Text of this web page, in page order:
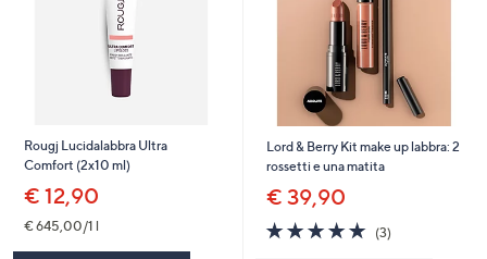
Rougj Lucidalabbra Ultra
Comfort (2x10 ml)
€ 12,90
€ 645,00/1 l
Lord & Berry Kit make up labbra: 2
rossetti e una matita
€ 39,90
5.0
of
(3)